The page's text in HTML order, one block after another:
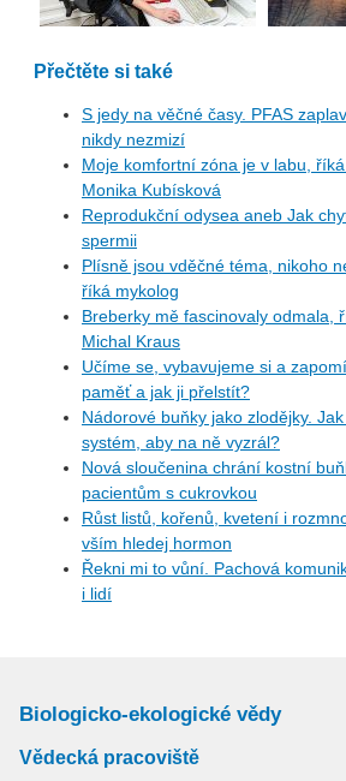
Přečtěte si také
S jedy na věčné časy. PFAS
nikdy nezmizí
Moje komfortní zóna je v labu,
Monika Kubísková
Reprodukční odysea aneb Jak
spermii
Plísně jsou vděčné téma, nikoho
říká mykolog
Breberky mě fascinovaly odmala,
Michal Kraus
Učíme se, vybavujeme si a
paměť a jak ji přelstít?
Nádorové buňky jako zlodějky.
systém, aby na ně vyzrál?
Nová sloučenina chrání kostní
pacientům s cukrovkou
Růst listů, kořenů, kvetení i
vším hledej hormon
Řekni mi to vůní. Pachová
i lidí
Biologicko-ekologické vědy
Vědecká pracoviště